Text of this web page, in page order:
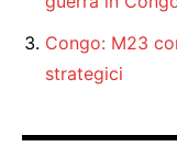
Congo: M23
strategici